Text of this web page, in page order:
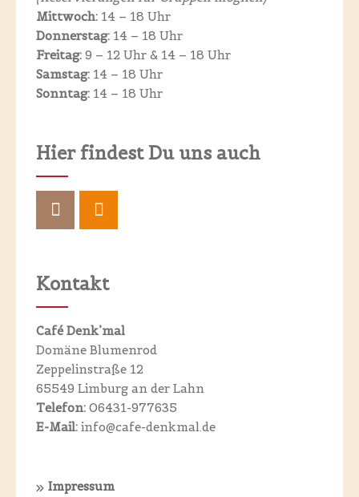
Mittwoch: 14 – 18 Uhr
Donnerstag: 14 – 18 Uhr
Freitag: 9 – 12 Uhr & 14 – 18 Uhr
Samstag: 14 – 18 Uhr
Sonntag: 14 – 18 Uhr
Hier findest Du uns auch
Kontakt
Café Denk’mal
Domäne Blumenrod
Zeppelinstraße 12
65549 Limburg an der Lahn
Telefon: 06431-977635
E-Mail: info@cafe-denkmal.de
Impressum